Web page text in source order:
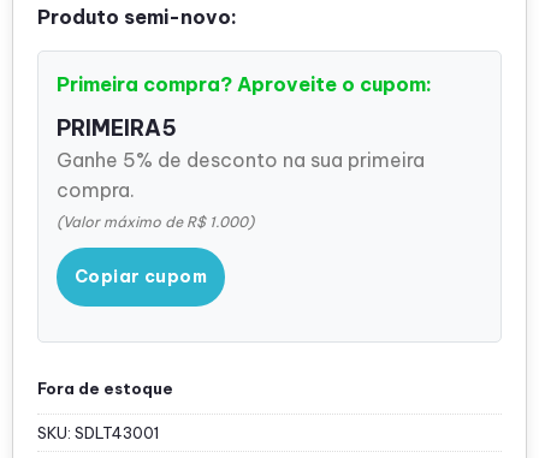
Produto semi-novo:
Primeira compra? Aproveite o cupom:
PRIMEIRA5
Ganhe 5% de desconto na sua primeira
compra.
(Valor máximo de R$ 1.000)
Copiar cupom
Fora de estoque
SKU: SDLT43001